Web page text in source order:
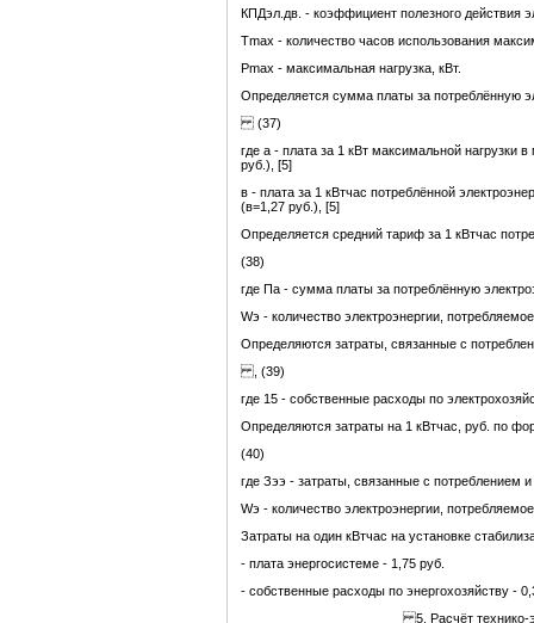
КПДэл.дв. - коэффициент полезного действия
Тmax - количество часов использования
Рmax - максимальная нагрузка, кВт.
Определяется сумма платы за потреблённую
(37)
где а - плата за 1 кВт максимальной нагрузки
руб.), [5]
в - плата за 1 кВтчас потреблённой
(в=1,27 руб.), [5]
Определяется средний тариф за 1 кВтчас
(38)
где Па - сумма платы за потреблённую
Wэ - количество электроэнергии,
Определяются затраты, связанные с
, (39)
где 15 - собственные расходы по
Определяются затраты на 1 кВтчас, руб. по
(40)
где Зээ - затраты, связанные с потреблением
Wэ - количество электроэнергии,
Затраты на один кВтчас на установке
- плата энергосистеме - 1,75 руб.
- собственные расходы по энергохозяйству -
5. Расчёт технико-